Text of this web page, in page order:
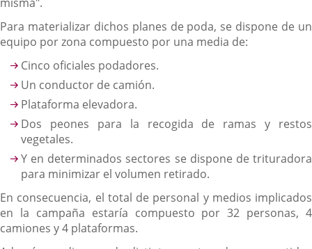
Para materializar dichos planes de poda, se dispone de un
equipo por zona compuesto por una media de:
Cinco oficiales podadores.
Un conductor de camión.
Plataforma elevadora.
Dos peones para la recogida de ramas y restos
vegetales.
Y en determinados sectores se dispone de trituradora
para minimizar el volumen retirado.
En consecuencia, el total de personal y medios implicados
en la campaña estaría compuesto por 32 personas, 4
camiones y 4 plataformas.